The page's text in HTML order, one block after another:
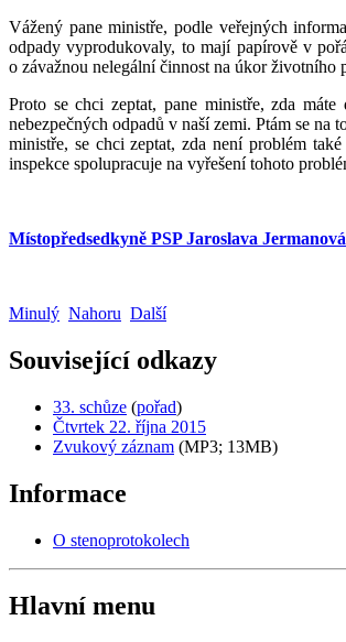
Vážený pane ministře, podle veřejných
odpady vyprodukovaly, to mají papírově v
o závažnou nelegální činnost na úkor životního
Proto se chci zeptat, pane ministře, zda
nebezpečných odpadů v naší zemi. Ptám se
ministře, se chci zeptat, zda není problém
inspekce spolupracuje na vyřešení tohoto
Místopředsedkyně PSP Jaroslava Jermanová
Minulý Nahoru Další
Související odkazy
33. schůze (pořad)
Čtvrtek 22. října 2015
Zvukový záznam (MP3; 13MB)
Informace
O stenoprotokolech
Hlavní menu